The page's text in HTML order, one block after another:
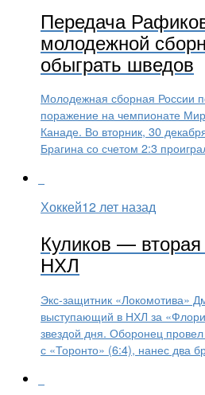
Передача
молодежной
обыграть шведов
Молодежная сборная России
поражение на чемпионате
Канаде. Во вторник, 30
Брагина со счетом 2:3
Хоккей12 лет назад
Куликов —
НХЛ
Экс-защитник «Локомотива»
выступающий в НХЛ за
звездой дня. Оборонец
с «Торонто» (6:4), нанес два